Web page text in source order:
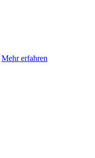
Mehr erfahren